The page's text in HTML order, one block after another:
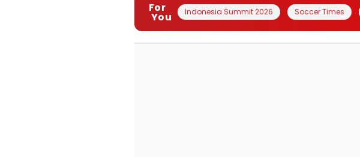
For
You Indonesia Summit 2026 Soccer Times